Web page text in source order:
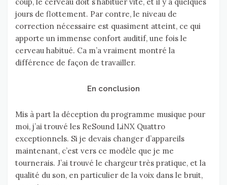
jours de flottement. Par contre, le niveau de
correction nécessaire est quasiment atteint, ce qui
apporte un immense confort auditif, une fois le
cerveau habitué. Ca m’a vraiment montré la
différence de façon de travailler.
En conclusion
Mis à part la déception du programme musique pour
moi, j’ai trouvé les ReSound LiNX Quattro
exceptionnels. Si je devais changer d’appareils
maintenant, c’est vers ce modèle que je me
tournerais. J’ai trouvé le chargeur très pratique, et la
qualité du son, en particulier de la voix dans le bruit,